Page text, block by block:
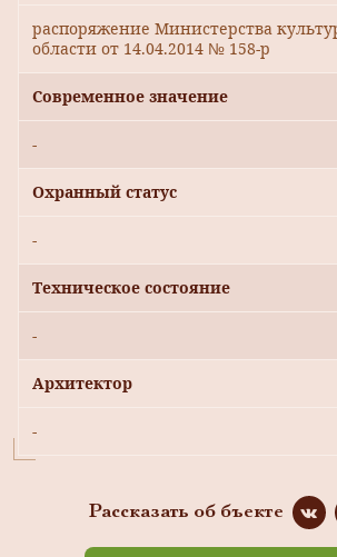
распоряжение Министерства
области от 14.04.2014 № 158-р
Современное значение
-
Охранный статус
-
Техническое состояние
-
Архитектор
-
Рассказать об бъекте